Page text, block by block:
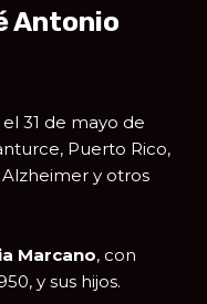
Antonio
31 de mayo de
Puerto Rico,
y otros
Marcano, con
y sus hijos.